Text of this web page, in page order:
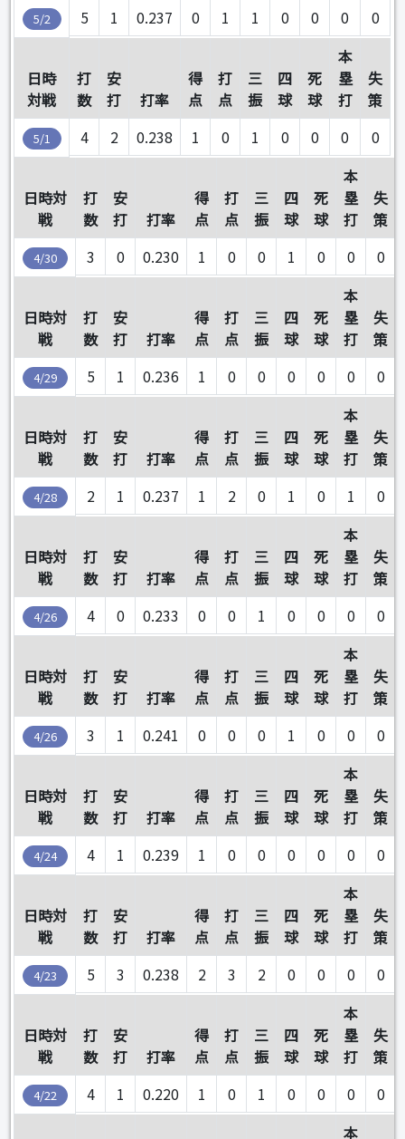
5/2 5 1 0.237 0 1 1 0 0 0 0
日時
対戦
打
数
安
打
打率
得
点
打
点
三
振
四
球
死
球
本
塁
打
失
策
5/1 4 2 0.238 1 0 1 0 0 0 0
日時対
戦
打
数
安
打
打率
得
点
打
点
三
振
四
球
死
球
本
塁
打
失
策
4/30 3 0 0.230 1 0 0 1 0 0 0
日時対
戦
打
数
安
打
打率
得
点
打
点
三
振
四
球
死
球
本
塁
打
失
策
4/29 5 1 0.236 1 0 0 0 0 0 0
日時対
戦
打
数
安
打
打率
得
点
打
点
三
振
四
球
死
球
本
塁
打
失
策
4/28 2 1 0.237 1 2 0 1 0 1 0
日時対
戦
打
数
安
打
打率
得
点
打
点
三
振
四
球
死
球
本
塁
打
失
策
4/26 4 0 0.233 0 0 1 0 0 0 0
日時対
戦
打
数
安
打
打率
得
点
打
点
三
振
四
球
死
球
本
塁
打
失
策
4/26 3 1 0.241 0 0 0 1 0 0 0
日時対
戦
打
数
安
打
打率
得
点
打
点
三
振
四
球
死
球
本
塁
打
失
策
4/24 4 1 0.239 1 0 0 0 0 0 0
日時対
戦
打
数
安
打
打率
得
点
打
点
三
振
四
球
死
球
本
塁
打
失
策
4/23 5 3 0.238 2 3 2 0 0 0 0
日時対
戦
打
数
安
打
打率
得
点
打
点
三
振
四
球
死
球
本
塁
打
失
策
4/22 4 1 0.220 1 0 1 0 0 0
0
本